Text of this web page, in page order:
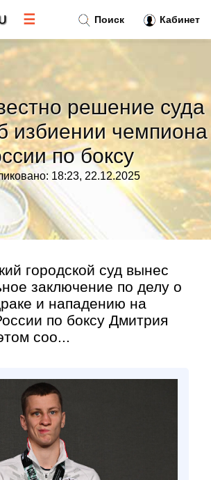
решение суда
избиении чемпиона
по боксу
18:23, 22.12.2025
городской суд вынес
заключение по делу о
и нападению на
по боксу Дмитрия
соо...
Поиск Кабинет
☰
»